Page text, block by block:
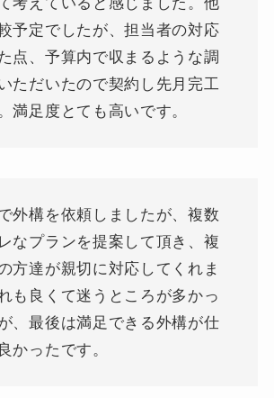
予定でしたが、担当者の対応
点、予算内で収まるような調
ただいたので契約し先月完工
満足度とても高いです。
外構を依頼しましたが、複数
なプランを提案して頂き、複
方達が親切に対応してくれま
も良くて迷うところが多かっ
、最後は満足できる外構が仕
かったです。